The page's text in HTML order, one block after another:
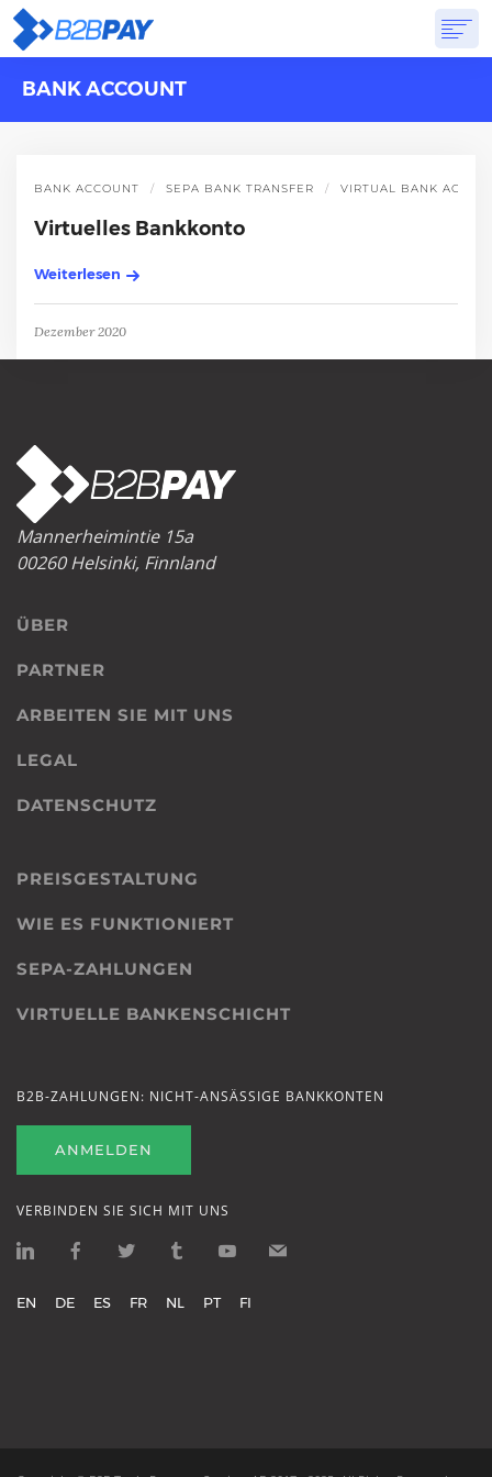
ÜBER LÖSUNGENVIRTUELLE BANK
BANK ACCOUNT
BANK ACCOUNT SEPA BANK TRANSFER VIRTUAL BANK
Virtuelles Bankkonto
Weiterlesen
Dezember 2020
Mannerheimintie 15a
00260 Helsinki, Finnland
ÜBER
PARTNER
ARBEITEN SIE MIT UNS
LEGAL
DATENSCHUTZ
PREISGESTALTUNG
WIE ES FUNKTIONIERT
SEPA-ZAHLUNGEN
VIRTUELLE BANKENSCHICHT
B2B-ZAHLUNGEN: NICHT-ANSÄSSIGE BANKKONTEN
ANMELDEN
VERBINDEN SIE SICH MIT UNS
EN DE ES FR NL PT FI